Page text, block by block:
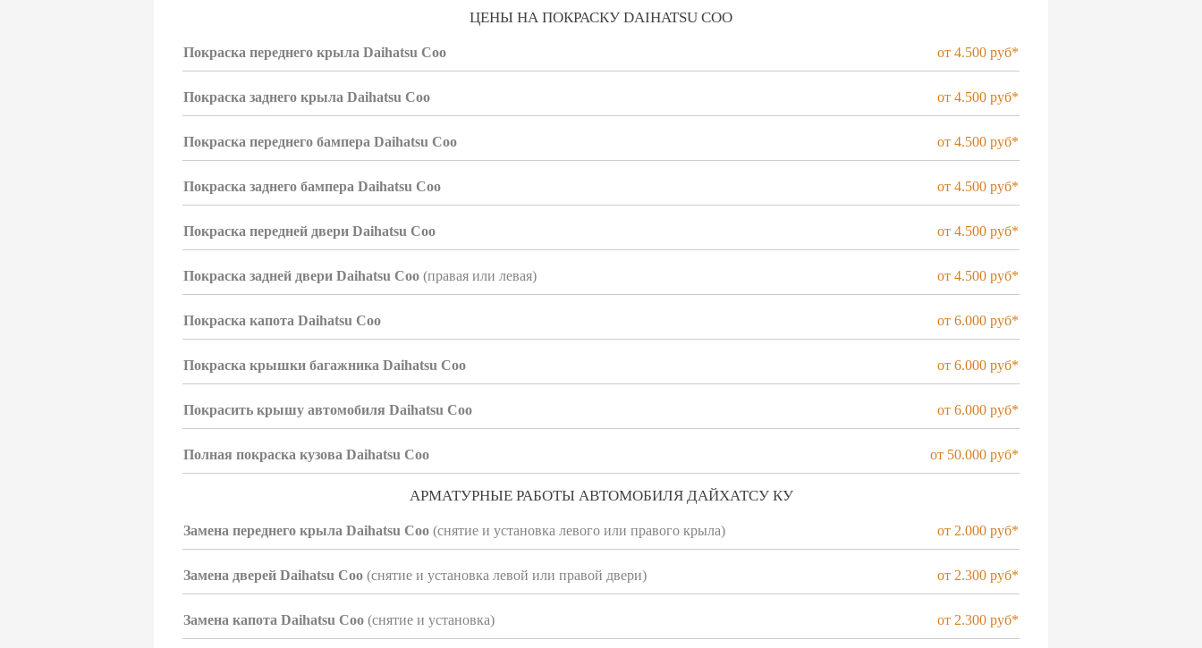
ЦЕНЫ НА ПОКРАСКУ DAIHATSU COO
Покраска переднего крыла Daihatsu Coo от 4.500 руб*
Покраска заднего крыла Daihatsu Coo от 4.500 руб*
Покраска переднего бампера Daihatsu Coo от 4.500 руб*
Покраска заднего бампера Daihatsu Coo от 4.500 руб*
Покраска передней двери Daihatsu Coo от 4.500 руб*
Покраска задней двери Daihatsu Coo (правая или левая) от 4.500 руб*
Покраска капота Daihatsu Coo от 6.000 руб*
Покраска крышки багажника Daihatsu Coo от 6.000 руб*
Покрасить крышу автомобиля Daihatsu Coo от 6.000 руб*
Полная покраска кузова Daihatsu Coo от 50.000 руб*
АРМАТУРНЫЕ РАБОТЫ АВТОМОБИЛЯ ДАЙХАТСУ КУ
Замена переднего крыла Daihatsu Coo (снятие и установка левого или правого крыла) от 2.000 руб*
Замена дверей Daihatsu Coo (снятие и установка левой или правой двери) от 2.300 руб*
Замена капота Daihatsu Coo (снятие и установка) от 2.300 руб*